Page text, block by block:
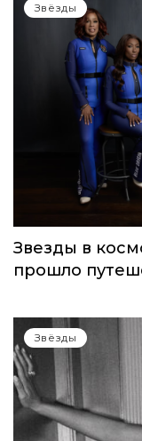
Звёзды
Звезды в
прошло
Звёзды